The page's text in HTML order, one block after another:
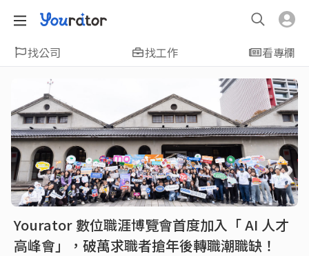
找公司 找工作 看專欄
Yourator 數位職涯博覽會首度加入「 AI 人才
高峰會」，破萬求職者搶年後轉職潮職缺！